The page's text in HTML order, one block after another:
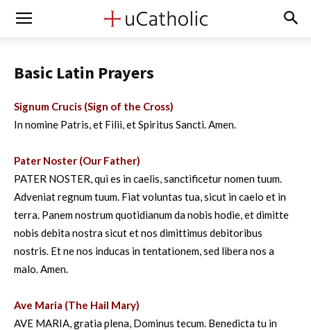
Basic Latin Prayers
Signum Crucis (Sign of the Cross)
In nomine Patris, et Filii, et Spiritus Sancti. Amen.
Pater Noster (Our Father)
PATER NOSTER, qui es in caelis, sanctificetur nomen tuum.
Adveniat regnum tuum. Fiat voluntas tua, sicut in caelo et in
terra. Panem nostrum quotidianum da nobis hodie, et dimitte
nobis debita nostra sicut et nos dimittimus debitoribus
nostris. Et ne nos inducas in tentationem, sed libera nos a
malo. Amen.
Ave Maria (The Hail Mary)
AVE MARIA, gratia plena, Dominus tecum. Benedicta tu in